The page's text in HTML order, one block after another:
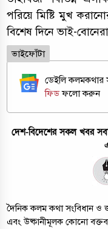
পরিয়ে মিষ্টি মুখ
বিশেষ দিনে ভাই-
ভাইফোঁটা
ডেইলি
ফিডফলো করুন
দেশ-বিদেশের সকল খবর
দৈনিক কলম কথা সংবিধান ও
এবং উষ্কানীমূলক কোনো